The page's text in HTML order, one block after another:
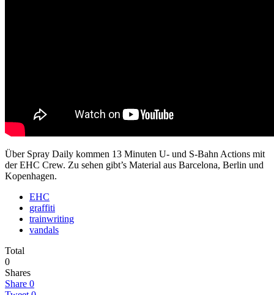
Über Spray Daily kommen 13 Minuten U- und S-Bahn Actions mit
der EHC Crew. Zu sehen gibt’s Material aus Barcelona, Berlin und
Kopenhagen.
EHC
graffiti
trainwriting
vandals
Total
0
Shares
Share 0